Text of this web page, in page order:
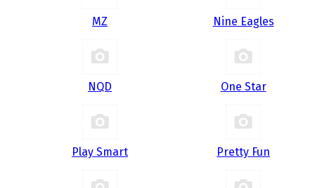
MZ Nine Eagles
NQD One Star
Play Smart Pretty Fun